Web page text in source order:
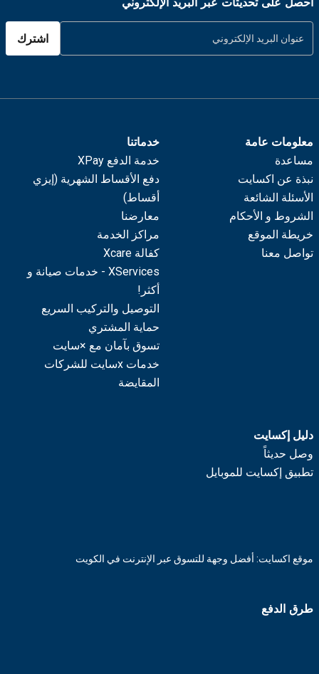
اشترك
معلومات عامة
مساعدة
نبذة عن اكسايت
الأسئلة الشائعة
الشروط و الأحكام
خريطة الموقع
تواصل معنا
خدماتنا
خدمة الدفع XPay
دفع الأقساط الشهرية (إيزي
أقساط)
معارضنا
مراكز الخدمة
كفالة Xcare
XServices - خدمات صيانة و
أكثر!
التوصيل والتركيب السريع
حماية المشتري
تسوق بآمان مع ×سايت
خدمات xسايت للشركات
المقايضة
دليل إكسايت
وصل حديثاً
تطبيق إكسايت للموبايل
موقع اكسايت: أفضل وجهة للتسوق عبر الإنترنت في الكويت
طرق الدفع